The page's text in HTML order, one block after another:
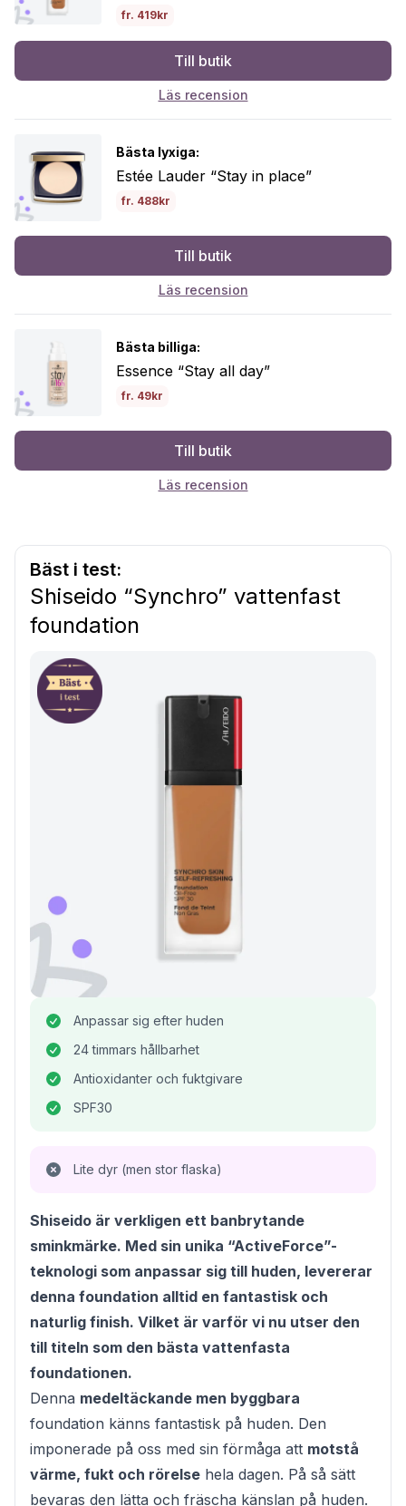
fr. 419kr
Till butik
Läs recension
Bästa lyxiga:
Estée Lauder “Stay in place”
fr. 488kr
Till butik
Läs recension
Bästa billiga:
Essence “Stay all day”
fr. 49kr
Till butik
Läs recension
Bäst i test:
Shiseido “Synchro” vattenfast
foundation
Anpassar sig efter huden
24 timmars hållbarhet
Antioxidanter och fuktgivare
SPF30
Lite dyr (men stor flaska)
Shiseido är verkligen ett banbrytande
sminkmärke. Med sin unika “ActiveForce”-
teknologi som anpassar sig till huden, levererar
denna foundation alltid en fantastisk och
naturlig finish. Vilket är varför vi nu utser den
till titeln som den bästa vattenfasta
foundationen.
Denna medeltäckande men byggbara
foundation känns fantastisk på huden. Den
imponerade på oss med sin förmåga att motstå
värme, fukt och rörelse hela dagen. På så sätt
bevaras den lätta och fräscha känslan på huden.